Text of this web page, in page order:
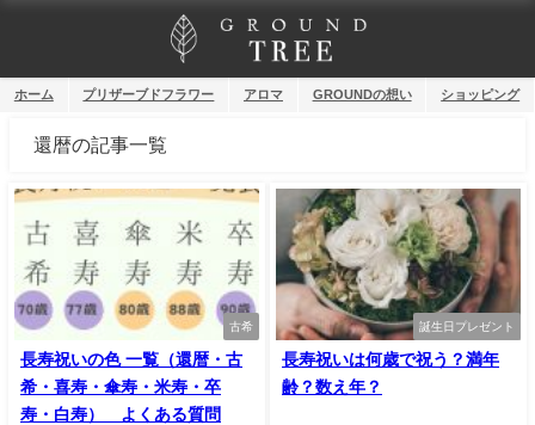
ホーム プリザーブドフラワー アロマ GROUNDの想い ショッピング
還暦の記事一覧
古希
長寿祝いの色 一覧（還暦・古
希・喜寿・傘寿・米寿・卒
寿・白寿） よくある質問
誕生日プレゼント
長寿祝いは何歳で祝う？満年
齢？数え年？